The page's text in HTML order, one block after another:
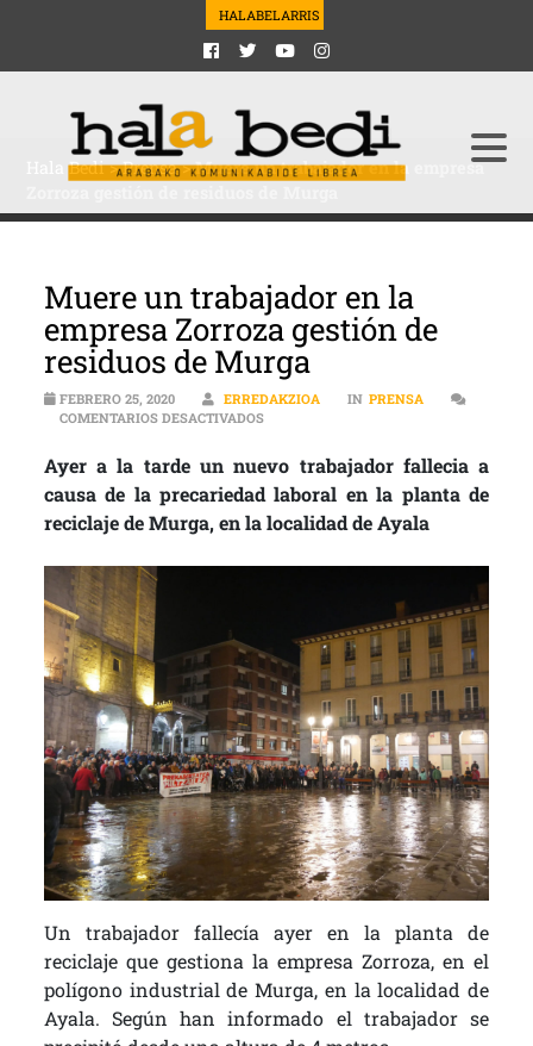
HALABELARRIS
Hala Bedi>Prensa>Muere un trabajador en la empresa
Muere un trabajador en la
empresa Zorroza gestión de
residuos de Murga
FEBRERO 25, 2020 ERREDAKZIOA IN PRENSA
COMENTARIOS DESACTIVADOSEN MUERE UN TRABAJADOR EN LA
Ayer a la tarde un nuevo trabajador fallecia a
causa de la precariedad laboral en la planta de
reciclaje de Murga, en la localidad de Ayala
Un trabajador fallecía ayer en la planta de
reciclaje que gestiona la empresa Zorroza, en el
polígono industrial de Murga, en la localidad de
Ayala. Según han informado el trabajador se